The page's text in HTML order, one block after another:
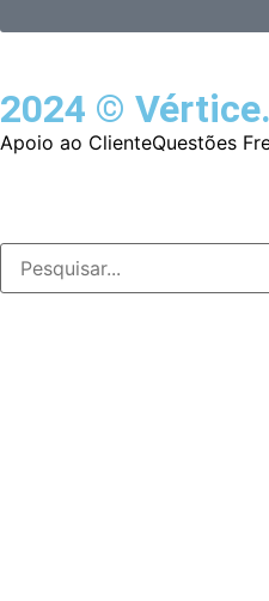
2024 ©
Apoio ao ClienteQuestões